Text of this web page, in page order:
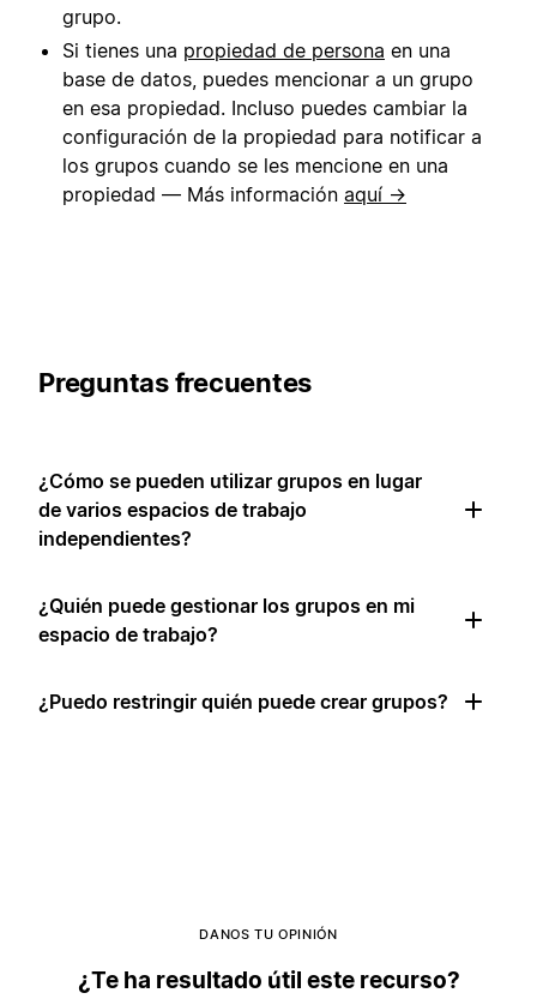
grupo.
Si tienes una propiedad de persona en una
base de datos, puedes mencionar a un grupo
en esa propiedad. Incluso puedes cambiar la
configuración de la propiedad para notificar a
los grupos cuando se les mencione en una
propiedad — Más información aquí →
Preguntas frecuentes
¿Cómo se pueden utilizar grupos en lugar
de varios espacios de trabajo
independientes?
¿Quién puede gestionar los grupos en mi
espacio de trabajo?
¿Puedo restringir quién puede crear grupos?
DANOS TU OPINIÓN
¿Te ha resultado útil este recurso?